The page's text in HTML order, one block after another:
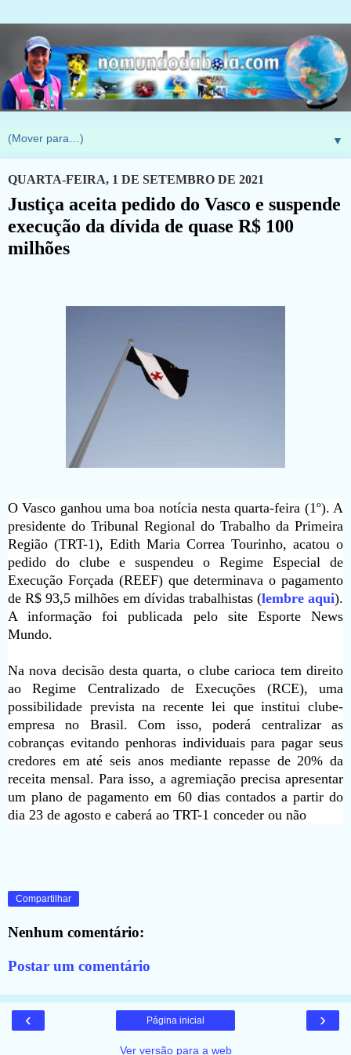
▼
QUARTA-FEIRA, 1 DE SETEMBRO DE 2021
Justiça aceita pedido do Vasco e suspende
execução da dívida de quase R$ 100
milhões
O Vasco ganhou uma boa notícia nesta quarta-feira (1º). A
presidente do Tribunal Regional do Trabalho da Primeira
Região (TRT-1), Edith Maria Correa Tourinho, acatou o
pedido do clube e suspendeu o Regime Especial de
Execução Forçada (REEF) que determinava o pagamento
de R$ 93,5 milhões em dívidas trabalhistas (lembre aqui).
A informação foi publicada pelo site Esporte News
Mundo.
Na nova decisão desta quarta, o clube carioca tem direito
ao Regime Centralizado de Execuções (RCE), uma
possibilidade prevista na recente lei que institui clube-
empresa no Brasil. Com isso, poderá centralizar as
cobranças evitando penhoras individuais para pagar seus
credores em até seis anos mediante repasse de 20% da
receita mensal. Para isso, a agremiação precisa apresentar
um plano de pagamento em 60 dias contados a partir do
dia 23 de agosto e caberá ao TRT-1 conceder ou não
Compartilhar
Nenhum comentário:
Postar um comentário
‹ ›
Página inicial
Ver versão para a web